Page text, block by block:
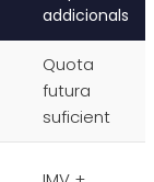
addicionals
Quota
futura
suficient